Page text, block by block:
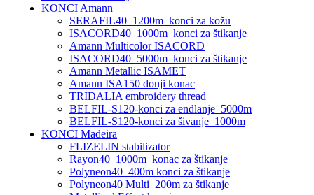
KONCI Amann
SERAFIL40_1200m_konci za kožu
ISACORD40_1000m_konci za štikanje
Amann Multicolor ISACORD
ISACORD40_5000m_konci za štikanje
Amann Metallic ISAMET
Amann ISA150 donji konac
TRIDALIA embroidery thread
BELFIL-S120-konci za endlanje_5000m
BELFIL-S120-konci za šivanje_1000m
KONCI Madeira
FLIZELIN stabilizator
Rayon40_1000m_konac za štikanje
Polyneon40_400m konci za štikanje
Polyneon40 Multi_200m za štikanje